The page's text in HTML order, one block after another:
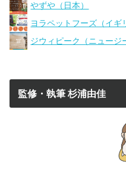
やずや（日本）
ヨラペットフーズ（イギ
ジウィピーク（ニュージ
監修・執筆 杉浦由佳